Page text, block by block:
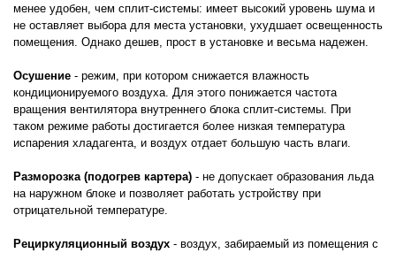
менее удобен, чем сплит-системы: имеет высокий уровень шума и
не оставляет выбора для места установки, ухудшает освещенность
помещения. Однако дешев, прост в установке и весьма надежен.
Осушение - режим, при котором снижается влажность
кондиционируемого воздуха. Для этого понижается частота
вращения вентилятора внутреннего блока сплит-системы. При
таком режиме работы достигается более низкая температура
испарения хладагента, и воздух отдает большую часть влаги.
Разморозка (подогрев картера) - не допускает образования льда
на наружном блоке и позволяет работать устройству при
отрицательной температуре.
Рециркуляционный воздух - воздух, забираемый из помещения с